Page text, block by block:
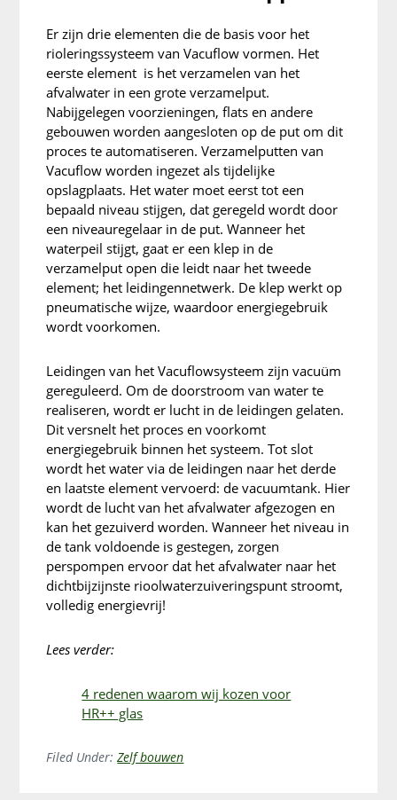
Er zijn drie elementen die de basis voor het
rioleringssysteem van Vacuflow vormen. Het
eerste element is het verzamelen van het
afvalwater in een grote verzamelput.
Nabijgelegen voorzieningen, flats en andere
gebouwen worden aangesloten op de put om dit
proces te automatiseren. Verzamelputten van
Vacuflow worden ingezet als tijdelijke
opslagplaats. Het water moet eerst tot een
bepaald niveau stijgen, dat geregeld wordt door
een niveauregelaar in de put. Wanneer het
waterpeil stijgt, gaat er een klep in de
verzamelput open die leidt naar het tweede
element; het leidingennetwerk. De klep werkt op
pneumatische wijze, waardoor energiegebruik
wordt voorkomen.
Leidingen van het Vacuflowsysteem zijn vacuüm
gereguleerd. Om de doorstroom van water te
realiseren, wordt er lucht in de leidingen gelaten.
Dit versnelt het proces en voorkomt
energiegebruik binnen het systeem. Tot slot
wordt het water via de leidingen naar het derde
en laatste element vervoerd: de vacuumtank. Hier
wordt de lucht van het afvalwater afgezogen en
kan het gezuiverd worden. Wanneer het niveau in
de tank voldoende is gestegen, zorgen
perspompen ervoor dat het afvalwater naar het
dichtbijzijnste rioolwaterzuiveringspunt stroomt,
volledig energievrij!
Lees verder:
4 redenen waarom wij kozen voor
HR++ glas
Filed Under:Zelf bouwen